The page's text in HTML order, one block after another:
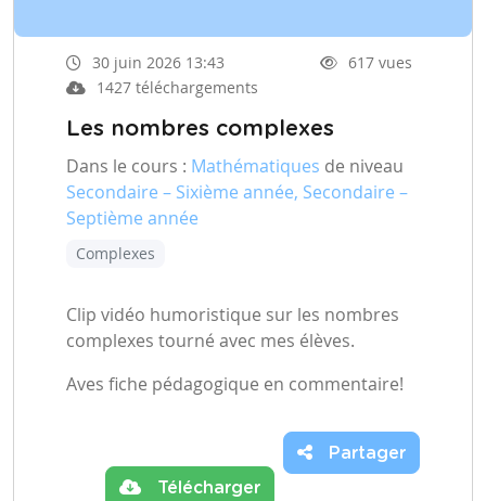
30 juin 2026 13:43
617 vues
1427 téléchargements
Les nombres complexes
Dans le cours : Mathématiques de niveau
Secondaire – Sixième année, Secondaire –
Septième année
Complexes
Clip vidéo humoristique sur les nombres
complexes tourné avec mes élèves.
Aves fiche pédagogique en commentaire!
Télécharger
Partager